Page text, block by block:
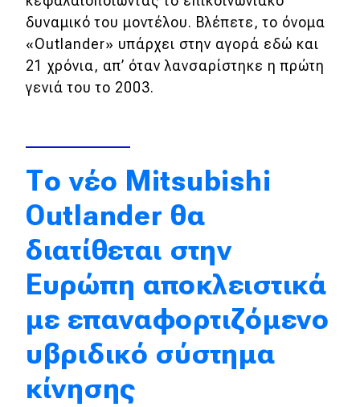
Τεχνολογία
Ασφάλεια
Αγορά
Απόψεις
Δοκιμή
Αποστολή
Συγκρίνουμε
Αγώνες
Formula 1
WRC
δυναμικό του μοντέλου. Βλέπετε, το όνομα
«Outlander» υπάρχει στην αγορά εδώ και
21 χρόνια, απ’ όταν λανσαρίστηκε η πρώτη
γενιά του το 2003.
Το νέο Mitsubishi
Outlander θα
διατίθεται στην
Ευρώπη αποκλειστικά
με επαναφορτιζόμενο
υβριδικό σύστημα
κίνησης